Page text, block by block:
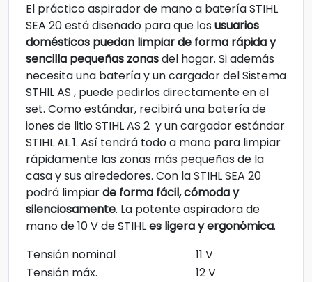
El práctico aspirador de mano a batería STIHL
SEA 20 está diseñado para que los usuarios
domésticos puedan limpiar de forma rápida y
sencilla pequeñas zonasdel hogar. Si además
necesita una batería y un cargador del Sistema
STHIL AS , puede pedirlos directamente en el
set. Como estándar, recibirá una batería de
iones de litio STIHL AS 2 y un cargador estándar
STIHL AL 1. Así tendrá todo a mano para limpiar
rápidamente las zonas más pequeñas de la
casa y sus alrededores. Con la STIHL SEA 20
podrá limpiarde forma fácil, cómoda y
silenciosamente. La potente aspiradora de
mano de 10 V de STIHLes ligera y ergonómica.
Tensión nominal
11 V
Tensión máx.
12 V